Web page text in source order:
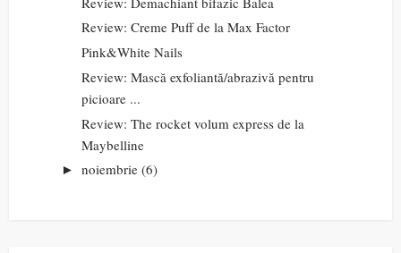
Review: Creme Puff de la Max Factor
Pink&White Nails
Review: Mască exfoliantă/abrazivă pentru
picioare ...
Review: The rocket volum express de la
Maybelline
► noiembrie (6)